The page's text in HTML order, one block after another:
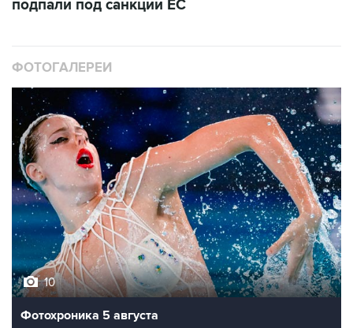
подпали под санкции ЕС
ФОТОГАЛЕРЕИ
10
Фотохроника 5 августа